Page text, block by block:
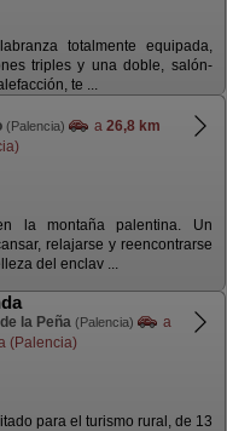
totalmente equipada,
triples y una doble, salón-
te ...
(Palencia) a 26,8 km
la montaña palentina. Un
relajarse y reencontrarse
del enclav ...
la Peña (Palencia)
a
(Palencia)
para el turismo rural, de 13